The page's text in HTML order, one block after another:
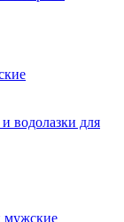
водолазки для
мужские